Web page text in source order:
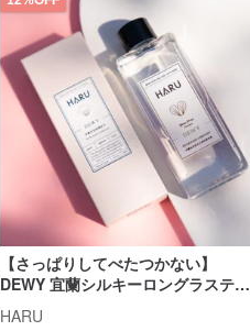
【さっぱりしてべたつかない】
DEWY 宜蘭シルキーロングラスティ
ングローション：初心者におすすめ
HARU